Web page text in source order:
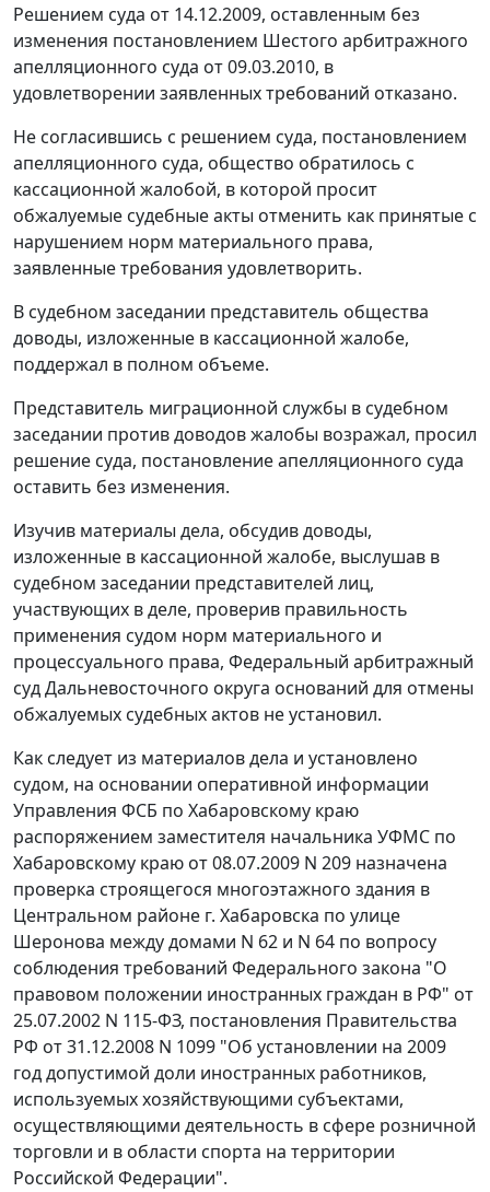
Решением суда от 14.12.2009, оставленным без
изменения постановлением Шестого арбитражного
апелляционного суда от 09.03.2010, в
удовлетворении заявленных требований отказано.
Не согласившись с решением суда, постановлением
апелляционного суда, общество обратилось с
кассационной жалобой, в которой просит
обжалуемые судебные акты отменить как принятые с
нарушением норм материального права,
заявленные требования удовлетворить.
В судебном заседании представитель общества
доводы, изложенные в кассационной жалобе,
поддержал в полном объеме.
Представитель миграционной службы в судебном
заседании против доводов жалобы возражал, просил
решение суда, постановление апелляционного суда
оставить без изменения.
Изучив материалы дела, обсудив доводы,
изложенные в кассационной жалобе, выслушав в
судебном заседании представителей лиц,
участвующих в деле, проверив правильность
применения судом норм материального и
процессуального права, Федеральный арбитражный
суд Дальневосточного округа оснований для отмены
обжалуемых судебных актов не установил.
Как следует из материалов дела и установлено
судом, на основании оперативной информации
Управления ФСБ по Хабаровскому краю
распоряжением заместителя начальника УФМС по
Хабаровскому краю от 08.07.2009 N 209 назначена
проверка строящегося многоэтажного здания в
Центральном районе г. Хабаровска по улице
Шеронова между домами N 62 и N 64 по вопросу
соблюдения требований Федерального закона "О
правовом положении иностранных граждан в РФ" от
25.07.2002 N 115-ФЗ, постановления Правительства
РФ от 31.12.2008 N 1099 "Об установлении на 2009
год допустимой доли иностранных работников,
используемых хозяйствующими субъектами,
осуществляющими деятельность в сфере розничной
торговли и в области спорта на территории
Российской Федерации".